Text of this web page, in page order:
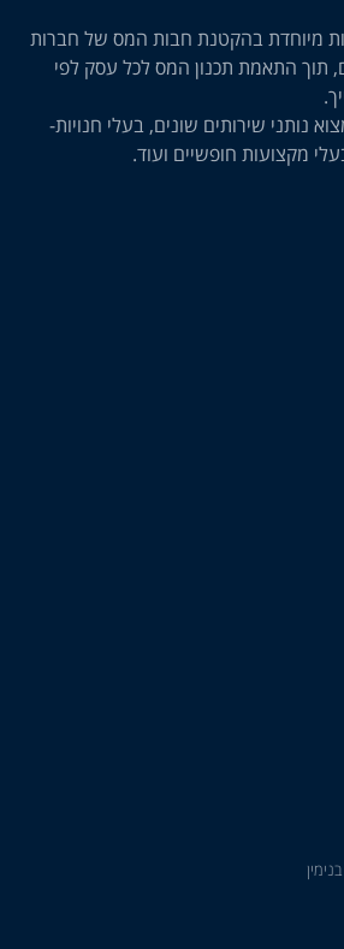
מיוחדת בהקטנת חבות המס של חברות
תוך התאמת תכנון המס לכל עסק לפי
נותני שירותים שונים, בעלי חנויות-
מקצועות חופשיים ועוד.